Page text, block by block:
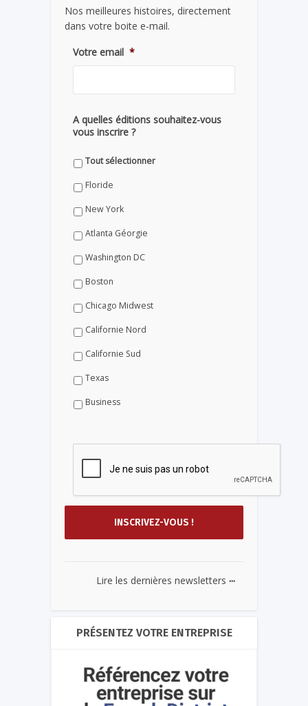
Nos meilleures histoires, directement
dans votre boite e-mail.
Votre email *
A quelles éditions souhaitez-vous
vous inscrire ?
Tout sélectionner
Floride
New York
Atlanta Géorgie
Washington DC
Boston
Chicago Midwest
Californie Nord
Californie Sud
Texas
Business
Lire les dernières newsletters ...
PRÉSENTEZ VOTRE ENTREPRISE